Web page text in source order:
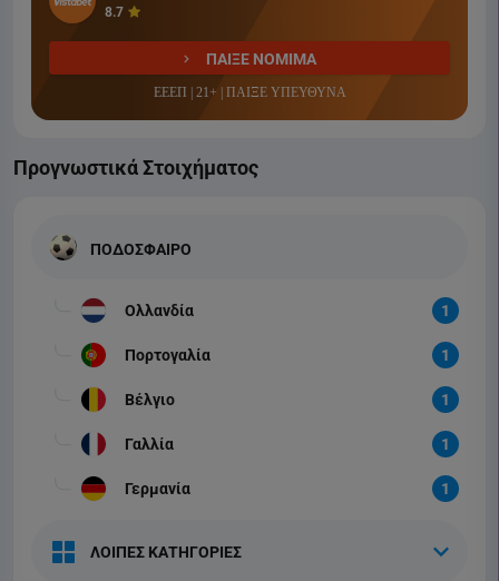
8.7
ΠΑΙΞΕ ΝΟΜΙΜΑ
ΕΕΕΠ | 21+ | ΠΑΙΞΕ ΥΠΕΥΘΥΝΑ
Προγνωστικά Στοιχήματος
ΠΟΔΟΣΦΑΙΡΟ
Ολλανδία 1
Πορτογαλία 1
Βέλγιο 1
Γαλλία 1
Γερμανία 1
ΛΟΙΠΕΣ ΚΑΤΗΓΟΡΙΕΣ